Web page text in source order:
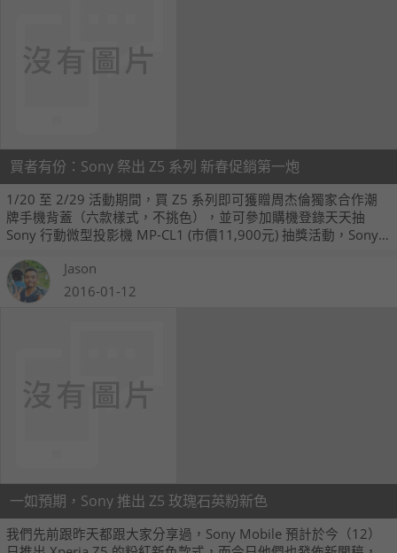
買者有份：Sony 祭出 Z5 系列 新春促銷第一炮
1/20 至 2/29 活動期間，買 Z5 系列即可獲贈周杰倫獨家合作潮
牌手機背蓋（六款樣式，不挑色），並可參加購機登錄天天抽
Sony 行動微型投影機 MP-CL1 (市價11,900元) 抽獎活動，Sony
Jason
2016-01-12
一如預期，Sony 推出 Z5 玫瑰石英粉新色
我們先前跟昨天都跟大家分享過，Sony Mobile 預計於今（12）